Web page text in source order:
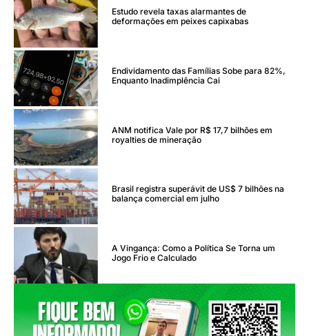
Estudo revela taxas alarmantes de
deformações em peixes capixabas
Endividamento das Famílias Sobe para 82%,
Enquanto Inadimplência Cai
ANM notifica Vale por R$ 17,7 bilhões em
royalties de mineração
Brasil registra superávit de US$ 7 bilhões na
balança comercial em julho
A Vingança: Como a Política Se Torna um
Jogo Frio e Calculado